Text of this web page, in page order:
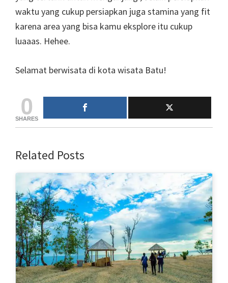
waktu yang cukup persiapkan juga stamina yang fit
karena area yang bisa kamu eksplore itu cukup
luaaas. Hehee.
Selamat berwisata di kota wisata Batu!
0
SHARES
Related Posts